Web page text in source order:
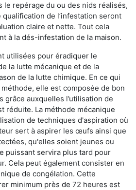
le repérage du ou des nids réalisés,
de l’infestation seront
claire et nette. Tout cela
à la dés-infestation de la maison.
utilisées pour éradiquer le
la lutte mécanique et de la
de la lutte chimique. En ce qui
elle est composée de bon
grâce auxquelles l’utilisation de
réduite. La méthode mécanique
de techniques d'aspiration où
sert à aspirer les œufs ainsi que
qu'elles soient jeunes ou
puissant servira plus tard pour
Cela peut également consister en
de congélation. Cette
minimum près de 72 heures est